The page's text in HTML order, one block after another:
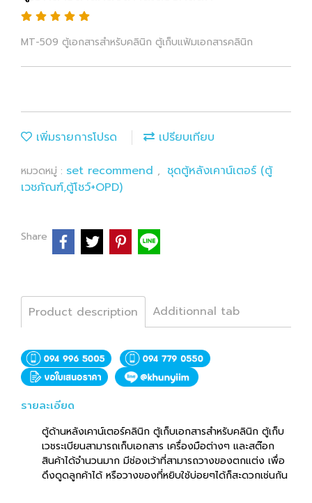
MT-509 ตู้เอกสารสำหรับคลินิก ตู้เก็บแฟ้มเอกสารคลินิก
เพิ่มรายการโปรด เปรียบเทียบ
หมวดหมู่ : set recommend , ชุดตู้หลังเคาน์เตอร์ (ตู้
เวชภัณฑ์,ตู้โชว์+OPD)
Share
Product description Additionnal tab
รายละเอียด
ตู้ด้านหลังเคาน์เตอร์คลินิก ตู้เก็บเอกสารสำหรับคลินิก ตู้เก็บ
เวชระเบียนสามารถเก็บเอกสาร เครื่องมือต่างๆ และสต๊อก
สินค้าได้จำนวนมาก มีช่องเว้าที่สามารถวางของตกแต่ง เพื่อ
ดึงดูดลูกค้าได้ หรือวางของที่หยิบใช้บ่อยๆได้ก็สะดวกเช่นกัน